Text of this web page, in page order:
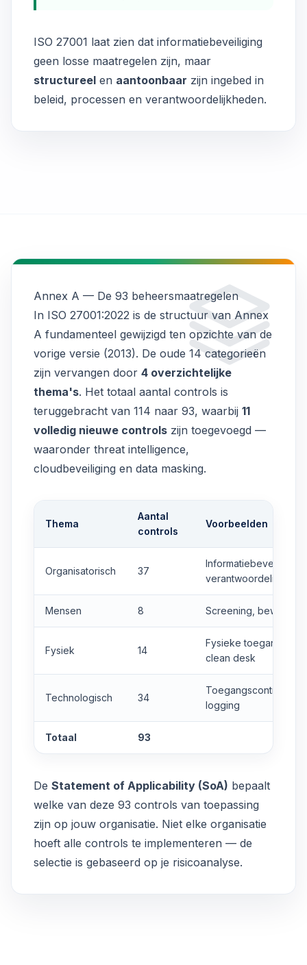
ISO 27001 laat zien dat informatiebeveiliging
geen losse maatregelen zijn, maar
structureel en aantoonbaar zijn ingebed in
beleid, processen en verantwoordelijkheden.
Annex A — De 93 beheersmaatregelen
In ISO 27001:2022 is de structuur van Annex
A fundamenteel gewijzigd ten opzichte van de
vorige versie (2013). De oude 14 categorieën
zijn vervangen door 4 overzichtelijke
thema's. Het totaal aantal controls is
teruggebracht van 114 naar 93, waarbij 11
volledig nieuwe controls zijn toegevoegd —
waaronder threat intelligence,
cloudbeveiliging en data masking.
Thema
Aantal
controls
Voorbeelden
Organisatorisch 37
Mensen 8 Screening,
Fysiek 14
Fysieke
clean desk
Technologisch 34
Toegangscontrole,
logging
Totaal 93
De Statement of Applicability (SoA) bepaalt
welke van deze 93 controls van toepassing
zijn op jouw organisatie. Niet elke organisatie
hoeft alle controls te implementeren — de
selectie is gebaseerd op je risicoanalyse.